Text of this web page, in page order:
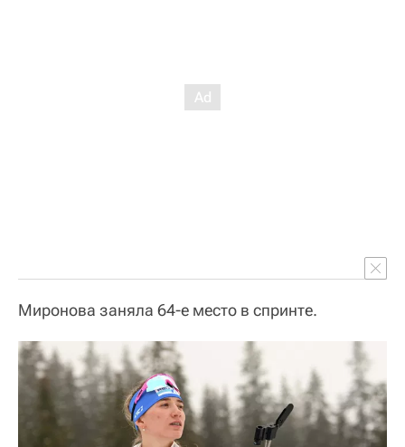
Миронова заняла 64-е место в спринте.